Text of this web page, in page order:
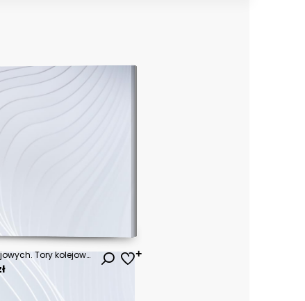
Jadący pociąg na torach kolejowych. Tory kolejowe zimą w zachodzącym słońcu. Odbicie na torach światła zachodzącego słońca